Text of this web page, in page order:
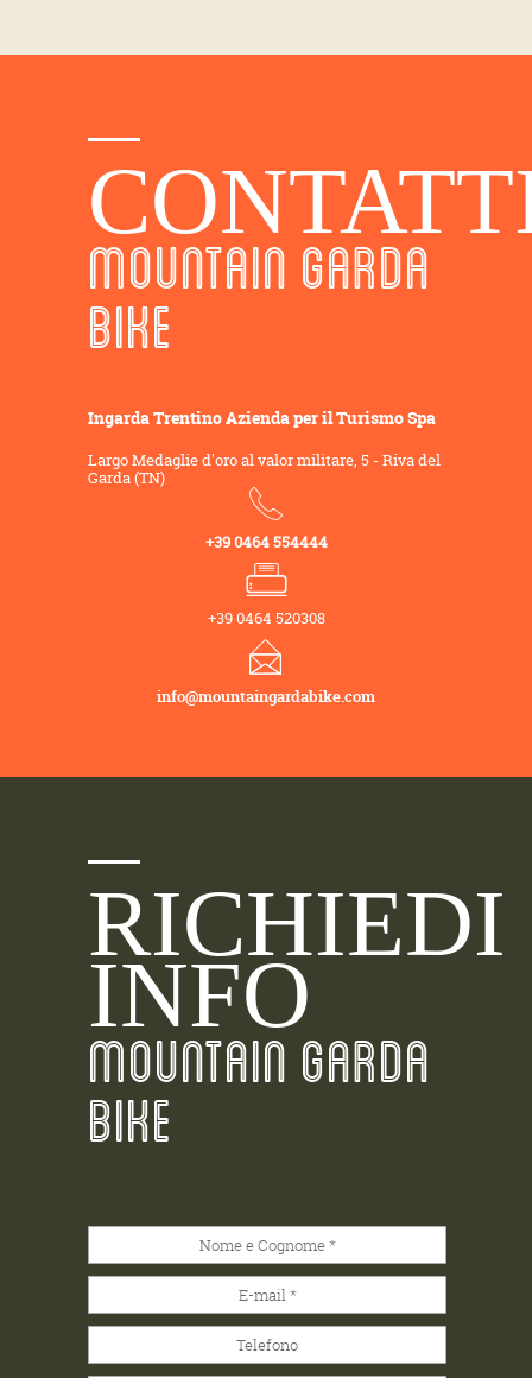
MOUNTAIN GARDA
BIKE
Ingarda Trentino Azienda per il Turismo Spa
Largo Medaglie d'oro al valor militare, 5 - Riva del
Garda (TN)
+39 0464 554444
+39 0464 520308
info@mountaingardabike.com
RICHIEDI
INFO
MOUNTAIN GARDA
BIKE